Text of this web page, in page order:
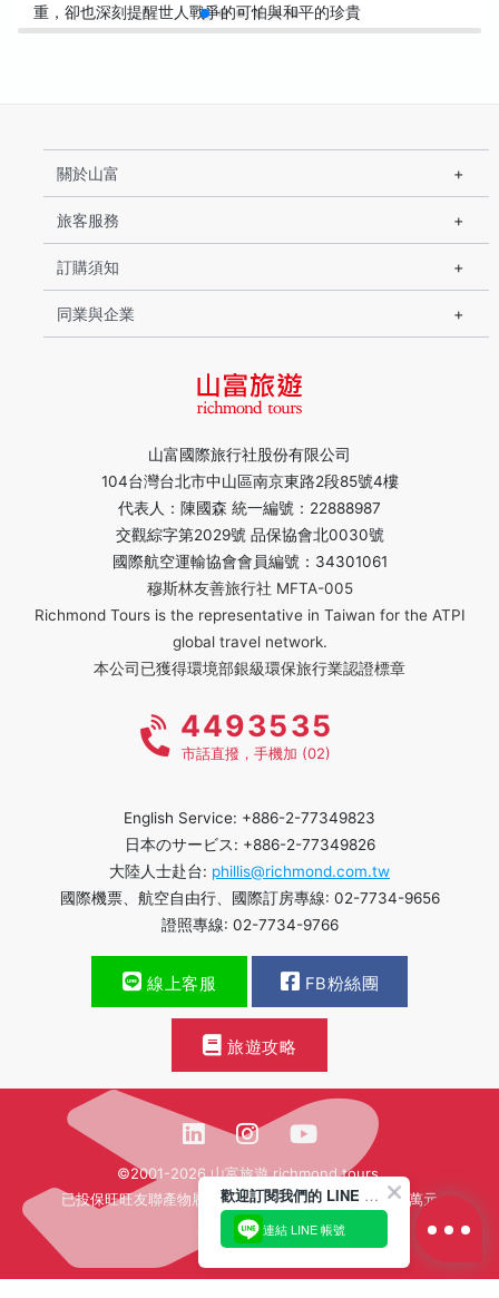
重，卻也深刻提醒世人戰爭的可怕與和平的珍貴
山富國際旅行社股份有限公司
104台灣台北市中山區南京東路2段85號4樓
代表人：陳國森 統一編號：22888987
交觀綜字第2029號 品保協會北0030號
國際航空運輸協會會員編號：34301061
穆斯林友善旅行社 MFTA-005
Richmond Tours is the representative in Taiwan for the ATPI
global travel network.
本公司已獲得環境部銀級環保旅行業認證標章
關於山富
旅客服務
訂購須知
同業與企業
4493535
市話直撥，手機加 (02)
English Service: +886-2-77349823
日本のサービス: +886-2-77349826
大陸人士赴台: phillis@richmond.com.tw
國際機票、航空自由行、國際訂房專線: 02-7734-9656
證照專線: 02-7734-9766
線上客服 FB粉絲團
旅遊攻略
©2001-2026 山富旅遊 richmond tours.
已投保旺旺友聯產物履約保證保險新台幣壹億貳仟肆佰萬元
繁體中文
歡迎訂閱我們的 LINE 官方帳號
連結 LINE 帳號